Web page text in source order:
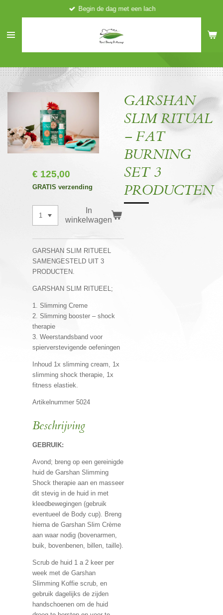
naar
hoofdinhoud
Begin de dag met een lach
GARSHAN
SLIM RITUAL
– FAT
BURNING
SET 3
PRODUCTEN
€ 125,00
GRATIS verzending
In
winkelwagen
GARSHAN SLIM RITUEEL
SAMENGESTELD UIT 3
PRODUCTEN.
GARSHAN SLIM RITUEEL;
1. Slimming Creme
2. Slimming booster – shock
therapie
3. Weerstandsband voor
spierverstevigende oefeningen
Inhoud 1x slimming cream, 1x
slimming shock therapie, 1x
fitness elastiek.
Artikelnummer 5024
Beschrijving
GEBRUIK:
Avond; breng op een gereinigde
huid de Garshan Slimming
Shock therapie aan en masseer
dit stevig in de huid in met
kleedbewegingen (gebruik
eventueel de Body cup). Breng
hierna de Garshan Slim Crème
aan waar nodig (bovenarmen,
buik, bovenbenen, billen, taille).
Scrub de huid 1 a 2 keer per
week met de Garshan
Slimming Koffie scrub, en
gebruik dagelijks de zijden
handschoenen om de huid